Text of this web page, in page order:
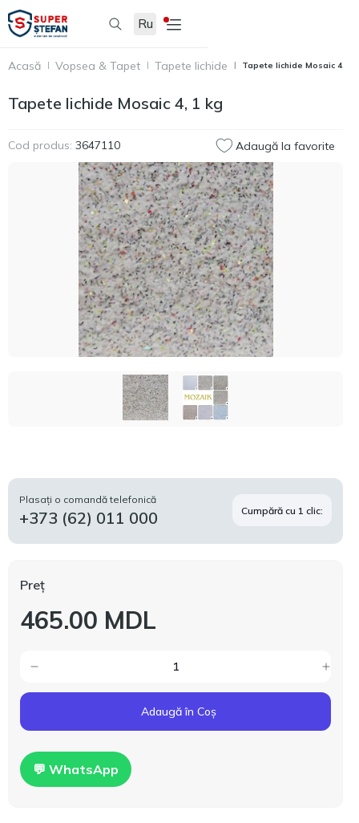
Ru
Acasă Vopsea & Tapet Tapete lichide Tapete lichide Mosaic 4, 1
Tapete lichide Mosaic 4, 1 kg
Cod produs: 3647110 Adaugă la favorite
Plasați o comandă telefonică
+373 (62) 011 000 Cumpără cu 1 clic:
Preț
465.00 MDL
Adaugă în Coș
💬 WhatsApp